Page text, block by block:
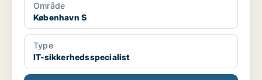
Område
København S
Type
IT-sikkerhedsspecialist